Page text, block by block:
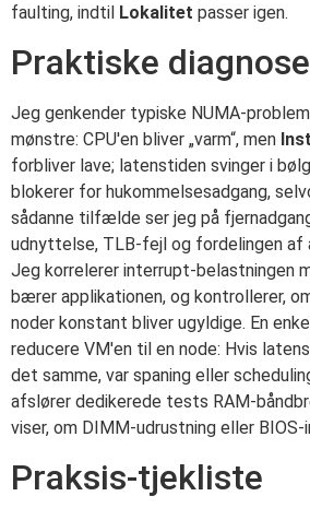
faulting, indtil Lokalitet passer igen.
Praktiske
Jeg genkender typiske NUMA-
mønstre: CPU'en bliver „varm“, men
forbliver lave; latenstiden svinger i
blokerer for hukommelsesadgang,
sådanne tilfælde ser jeg på
udnyttelse, TLB-fejl og fordelingen af
Jeg korrelerer interrupt-belastningen
bærer applikationen, og kontrollerer,
noder konstant bliver ugyldige. En
reducere VM'en til en node: Hvis
det samme, var spaning eller
afslører dedikerede tests RAM-
viser, om DIMM-udrustning eller
Praksis-tjekliste